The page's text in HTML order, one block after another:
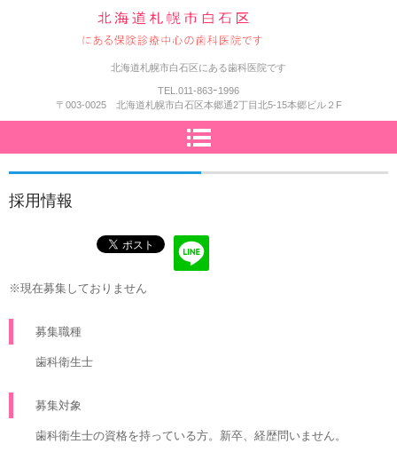
医療法人社団佐藤歯科医院
北海道札幌市白石区にある歯科医院です
TEL. 011-863ｰ1996
〒003-0025 北海道札幌市白石区本郷通2丁目北5-15本郷ビル２F
採用情報
※現在募集しておりません
募集職種
歯科衛生士
募集対象
歯科衛生士の資格を持っている方。新卒、経歴問いません。